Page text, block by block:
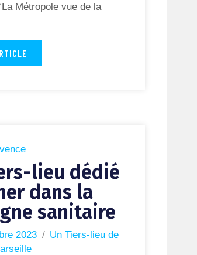
Métropole vue de la
lieu dédié
dans la
sanitaire
2023
Un Tiers-lieu de